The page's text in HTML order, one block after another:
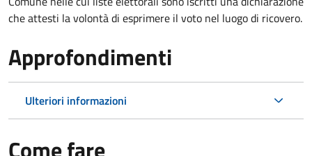
che attesti la volontà di esprimere il voto nel luogo di ricovero.
Approfondimenti
Ulteriori informazioni